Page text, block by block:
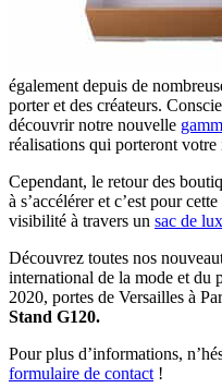
également depuis de
porter et des créateurs.
découvrir notre nouvelle
réalisations qui porteront votre
Cependant, le retour des
à s’accélérer et c’est pour
visibilité à travers un sac de
Découvrez toutes nos
international de la mode et du
2020, portes de Versailles à
Stand G120.
Pour plus d’informations,
formulaire de contact !